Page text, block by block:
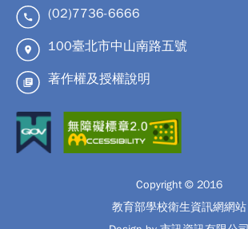
(02)7736-6666
100臺北市中山南路五號
著作權及授權說明
Copyright © 2016
教育部學校衛生資訊網網站